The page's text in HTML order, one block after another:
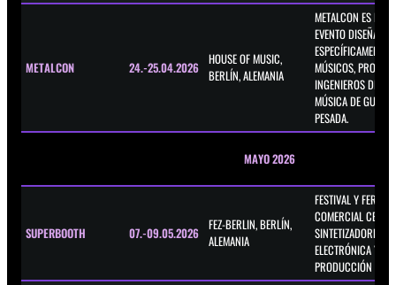
METALCON 24.-25.04.2026
HOUSE OF MUSIC,
BERLÍN, ALEMANIA
METALCON ES EL
EVENTO DISEÑADO
ESPECÍFICAMENTE
MÚSICOS,
INGENIEROS DE
MÚSICA DE
PESADA.
MAYO 2026
SUPERBOOTH 07.-09.05.2026
FEZ-BERLIN, BERLÍN,
ALEMANIA
FESTIVAL Y FERIA
COMERCIAL
SINTETIZADORES,
ELECTRÓNICA Y
PRODUCCIÓN